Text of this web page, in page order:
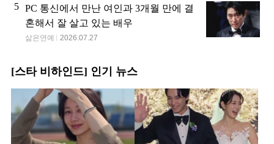
5 PC 통신에서 만난 여인과 3개월 만에 결
혼해서 잘 살고 있는 배우
삶은연예 2026.07.27
[스타 비하인드] 인기 뉴스